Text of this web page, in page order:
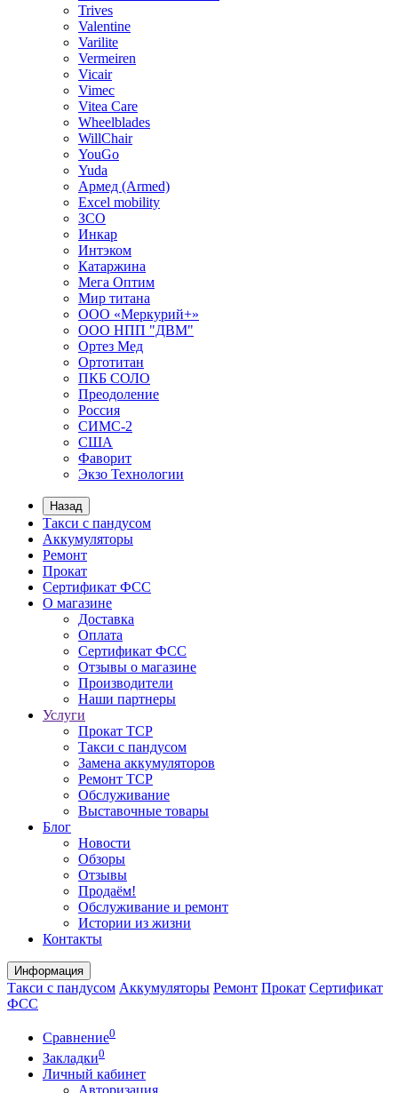
Trives
Valentine
Varilite
Vermeiren
Vicair
Vimec
Vitea Care
Wheelblades
WillChair
YouGo
Yuda
Армед (Armed)
Еxcel mobility
ЗСО
Инкар
Интэком
Катаржина
Мега Оптим
Мир титана
ООО «Меркурий+»
ООО НПП "ДВМ"
Ортез Мед
Ортотитан
ПКБ СОЛО
Преодоление
Россия
СИМС-2
США
Фаворит
Экзо Технологии
Назад
Такси с пандусом
Аккумуляторы
Ремонт
Прокат
Сертификат ФСС
О магазине
Доставка
Оплата
Сертификат ФСС
Отзывы о магазине
Производители
Наши партнеры
Услуги
Прокат ТСР
Такси с пандусом
Замена аккумуляторов
Ремонт ТСР
Обслуживание
Выставочные товары
Блог
Новости
Обзоры
Отзывы
Продаём!
Обслуживание и ремонт
Истории из жизни
Контакты
Информация
Такси с пандусом Аккумуляторы Ремонт Прокат Сертификат
ФСС
Сравнение0
Закладки0
Личный кабинет
Авторизация